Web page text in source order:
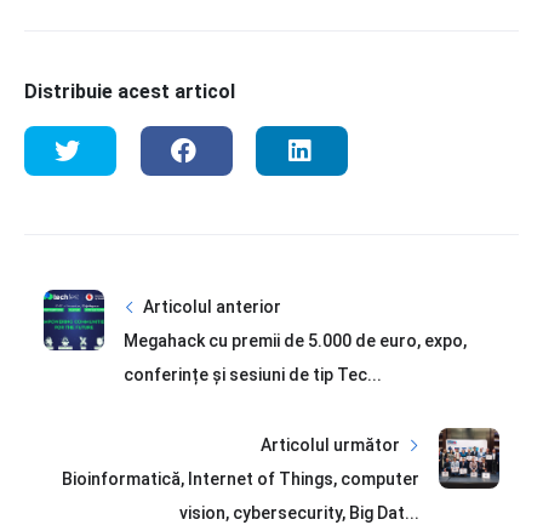
Distribuie acest articol
Articolul anterior
Megahack cu premii de 5.000 de euro, expo,
conferințe și sesiuni de tip Tec...
Articolul următor
Bioinformatică, Internet of Things, computer
vision, cybersecurity, Big Dat...